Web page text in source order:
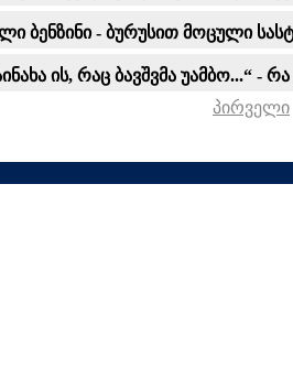
ბენზინი - ბურუსით მოცული
ის, რაც ბავშვმა უამბო...“ -
პირველი